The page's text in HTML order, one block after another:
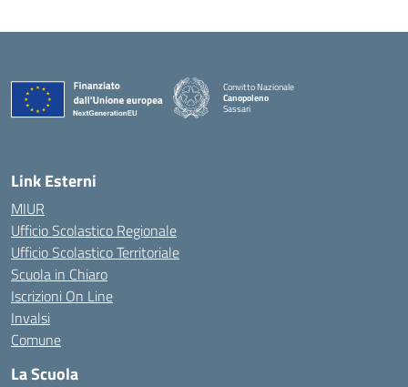
Convitto Nazionale
Canopoleno
Sassari
Link Esterni
MIUR
Ufficio Scolastico Regionale
Ufficio Scolastico Territoriale
Scuola in Chiaro
Iscrizioni On Line
Invalsi
Comune
La Scuola